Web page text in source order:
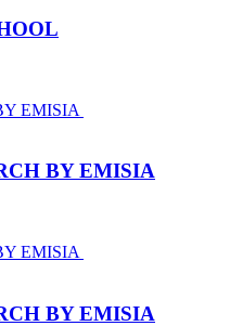
EMISIA
BY EMISIA
EMISIA
BY EMISIA